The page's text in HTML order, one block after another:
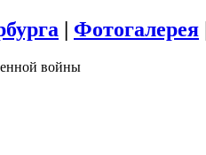
| Фотогалерея
войны